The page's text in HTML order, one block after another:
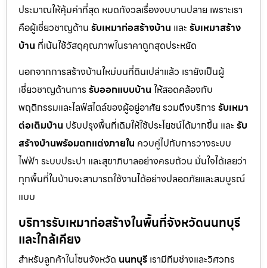
ประมาณให้คุ้มค่าที่สุด หมดกังวลเรื่องงบบานปลาย เพราะเรา
คือผู้เชี่ยวชาญด้าน รับเหมาก่อสร้างบ้าน และ รับเหมาสร้าง
บ้าน ที่เน้นใช้วัสดุคุณภาพในราคาถูกสุดประหยัด
นอกจากการสร้างบ้านใหม่บนที่ดินเปล่าแล้ว เรายังเป็นผู้
เชี่ยวชาญด้านการ รับออกแบบบ้าน ให้สอดคล้องกับ
พฤติกรรมและไลฟ์สไตล์ของผู้อยู่อาศัย รวมถึงบริการ รับเหมา
ต่อเติมบ้าน ปรับปรุงพื้นที่เดิมให้ใช้ประโยชน์ได้มากขึ้น และ รับ
สร้างบ้านพร้อมตกแต่งภายใน ควบคู่ไปกับการวางระบบ
ไฟฟ้า ระบบประปา และสุขาภิบาลอย่างครบถ้วน มั่นใจได้เลยว่า
ทุกพื้นที่ในบ้านจะสามารถใช้งานได้อย่างปลอดภัยและสมบูรณ์
แบบ
บริการรับเหมาก่อสร้างในพื้นที่จังหวัดนนทบุรี
และใกล้เคียง
สำหรับลูกค้าในโซนจังหวัด นนทบุรี เรามีทีมช่างและวิศวกร